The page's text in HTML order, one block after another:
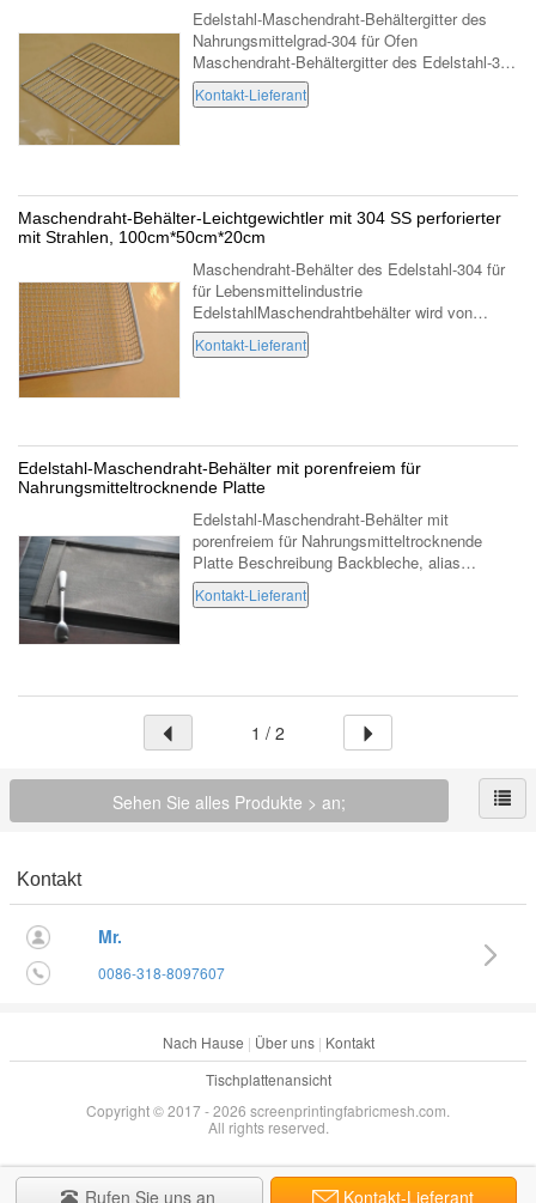
Edelstahl-Maschendraht-Behältergitter des
Nahrungsmittelgrad-304 für Ofen
Maschendraht-Behältergitter des Edelstahl-304
wird auch EdelstahlMaschendraht-
Behältergitter genannt.
Kontakt-Lieferant
Maschendraht-Behälter-Leichtgewichtler mit 304 SS perforierter
mit Strahlen, 100cm*50cm*20cm
Maschendraht-Behälter des Edelstahl-304 für
für Lebensmittelindustrie
EdelstahlMaschendrahtbehälter wird von
Edelstahl gesponnenem quetschverbundenem
Maschendraht, perforierte Masche hergestellt
Kontakt-Lieferant
Edelstahl-Maschendraht-Behälter mit porenfreiem für
Nahrungsmitteltrocknende Platte
Edelstahl-Maschendraht-Behälter mit
porenfreiem für Nahrungsmitteltrocknende
Platte Beschreibung Backbleche, alias
Behälter, Backform, bezieht sich die auf
Ausrüstung im Ofen in voller Blüte, im
Kontakt-Lieferant
1 / 2
Sehen Sie alles Produkte > an;
Rufen Sie uns an Kontakt-Lieferant
Kontakt
Mr.
0086-318-8097607
Nach Hause | Über uns| Kontakt
Tischplattenansicht
Copyright © 2017 - 2026 screenprintingfabricmesh.com.
All rights reserved.